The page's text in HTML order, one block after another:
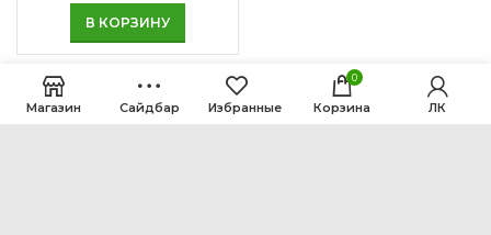
В КОРЗИНУ
Магазин Сайдбар Избранные
0
Корзина ЛК